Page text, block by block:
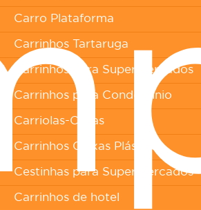
Carro Plataforma
Carrinhos Tartaruga
Carrinhos para Supermercados
Carrinhos para Condomínio
Carriolas-Obras
Carrinhos Caixas Plásticas
Cestinhas para Supermercados
Carrinhos de hotel